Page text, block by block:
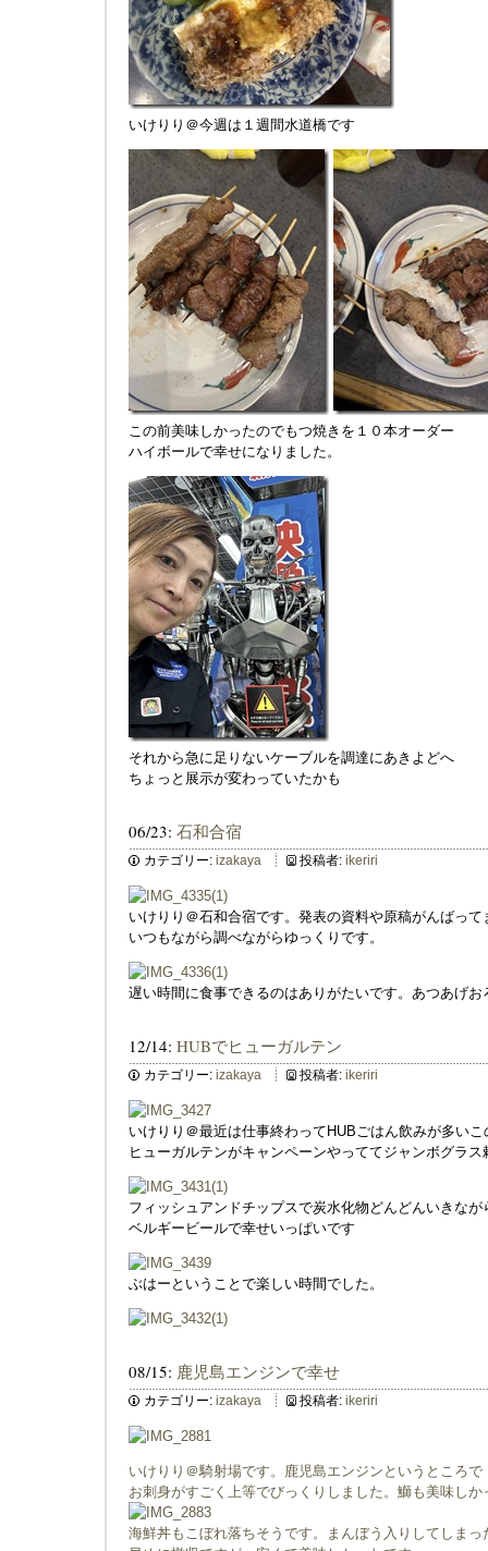
いけりり＠今週は１週間水道橋です
この前美味しかったのでもつ焼きを１０本オーダー
ハイボールで幸せになりました。
それから急に足りないケーブルを調達にあきよどへ
ちょっと展示が変わっていたかも
06/23: 石和合宿
カテゴリー: izakaya 投稿者: ikeriri
いけりり＠石和合宿です。発表の資料や原稿がんばって
いつもながら調べながらゆっくりです。
遅い時間に食事できるのはありがたいです。あつあげお
12/14: HUBでヒューガルテン
カテゴリー: izakaya 投稿者: ikeriri
いけりり＠最近は仕事終わってHUBごはん飲みが多いこ
ヒューガルテンがキャンペーンやっててジャンボグラス
フィッシュアンドチップスで炭水化物どんどんいきなが
ベルギービールで幸せいっぱいです
ぶはーということで楽しい時間でした。
08/15: 鹿児島エンジンで幸せ
カテゴリー: izakaya 投稿者: ikeriri
いけりり＠騎射場です。鹿児島エンジンというところで
お刺身がすごく上等でびっくりしました。鰤も美味しか
海鮮丼もこぼれ落ちそうです。まんぼう入りしてしまっ